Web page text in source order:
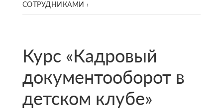
СОТРУДНИКАМИ ›
Курс «Кадровый
документо­оборот в
детском клубе»